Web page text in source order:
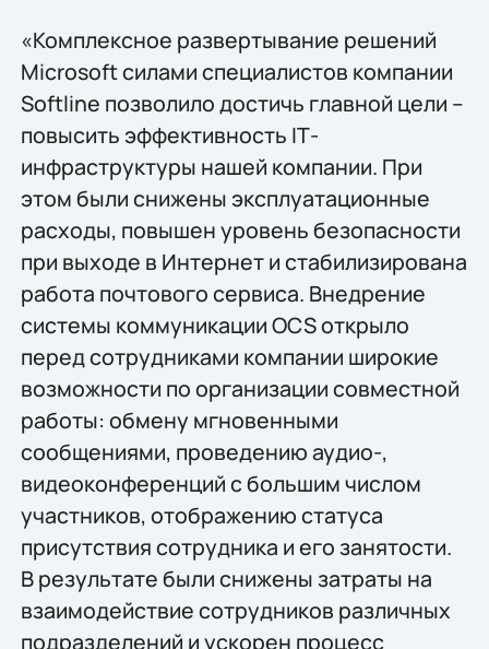
«Комплексное развертывание решений
Microsoft силами специалистов компании
Softline позволило достичь главной цели –
повысить эффективность IТ-
инфраструктуры нашей компании. При
этом были снижены эксплуатационные
расходы, повышен уровень безопасности
при выходе в Интернет и стабилизирована
работа почтового сервиса. Внедрение
системы коммуникации OCS открыло
перед сотрудниками компании широкие
возможности по организации совместной
работы: обмену мгновенными
сообщениями, проведению аудио-,
видеоконференций с большим числом
участников, отображению статуса
присутствия сотрудника и его занятости.
В результате были снижены затраты на
взаимодействие сотрудников различных
подразделений и ускорен процесс